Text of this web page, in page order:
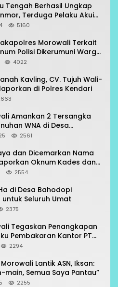
Tengah Berhasil Ungkap
Terduga Pelaku Akui
5160
Morowali Terkait
Polisi Dikerumuni Warga
4022
Kavling, CV. Tujuh Wali-
di Polres Kendari
Amankan 2 Tersangka
WNA di Desa
2561
dan Dicemarkan Nama
Oknum Kades dan
2554
di Desa Bahodopi
Seluruh Umat
2375
Tegaskan Penangkapan
Pembakaran Kantor PT
2294
Lantik ASN, Iksan:
main, Semua Saya Pantau”
2255